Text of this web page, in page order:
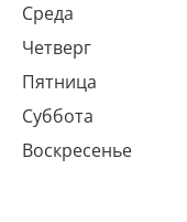
Среда
Четверг
Пятница
Суббота
Воскресенье